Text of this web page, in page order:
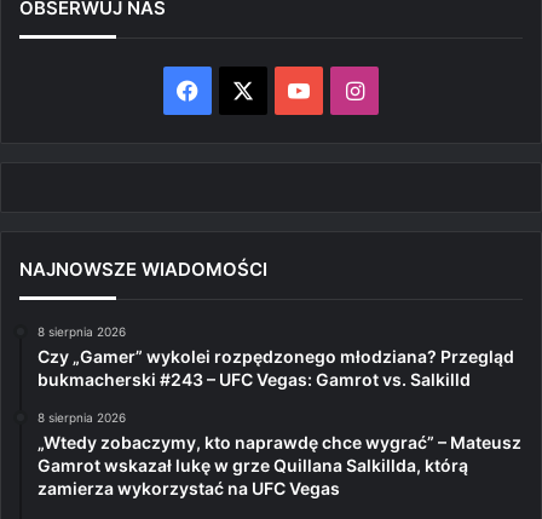
OBSERWUJ NAS
Facebook YouTubeInstagram
NAJNOWSZE WIADOMOŚCI
8 sierpnia 2026
Czy „Gamer” wykolei rozpędzonego młodziana? Przegląd
bukmacherski #243 – UFC Vegas: Gamrot vs. Salkilld
8 sierpnia 2026
„Wtedy zobaczymy, kto naprawdę chce wygrać” – Mateusz
Gamrot wskazał lukę w grze Quillana Salkillda, którą
zamierza wykorzystać na UFC Vegas